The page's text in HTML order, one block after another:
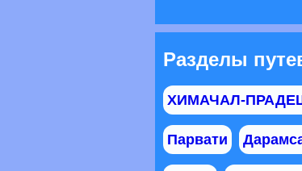
Разделы
ХИМАЧАЛ-
Парвати